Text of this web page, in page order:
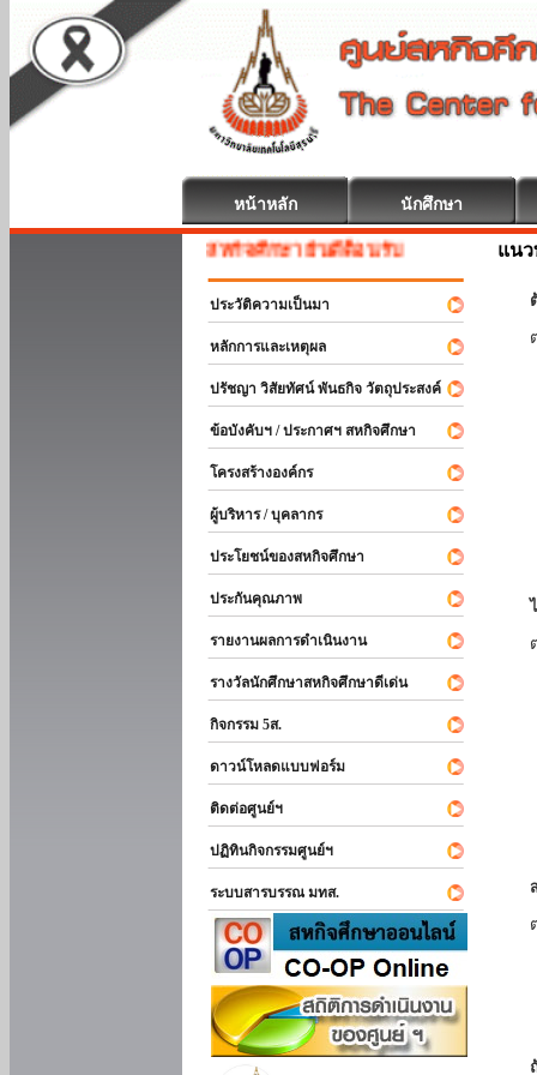
หน้าหลัก นักศึกษา
สหกิจศึกษา ยินดีต้อนรับ
ประวัติความเป็นมา
หลักการและเหตุผล
ปรัชญา วิสัยทัศน์ พันธกิจ วัตถุประสงค์
ข้อบังคับฯ / ประกาศฯ สหกิจศึกษา
โครงสร้างองค์กร
ผู้บริหาร / บุคลากร
ประโยชน์ของสหกิจศึกษา
ประกันคุณภาพ
รายงานผลการดำเนินงาน
รางวัลนักศึกษาสหกิจศึกษาดีเด่น
กิจกรรม 5ส.
ดาวน์โหลดแบบฟอร์ม
ติดต่อศูนย์ฯ
ปฏิทินกิจกรรมศูนย์ฯ
ระบบสารบรรณ มทส.
แน